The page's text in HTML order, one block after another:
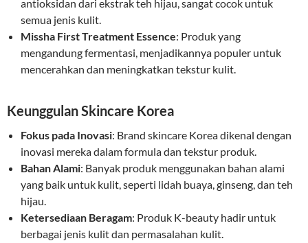
antioksidan dari ekstrak teh hijau, sangat cocok untuk
semua jenis kulit.
Missha First Treatment Essence: Produk yang
mengandung fermentasi, menjadikannya populer untuk
mencerahkan dan meningkatkan tekstur kulit.
Keunggulan Skincare Korea
Fokus pada Inovasi: Brand skincare Korea dikenal dengan
inovasi mereka dalam formula dan tekstur produk.
Bahan Alami: Banyak produk menggunakan bahan alami
yang baik untuk kulit, seperti lidah buaya, ginseng, dan teh
hijau.
Ketersediaan Beragam: Produk K-beauty hadir untuk
berbagai jenis kulit dan permasalahan kulit.